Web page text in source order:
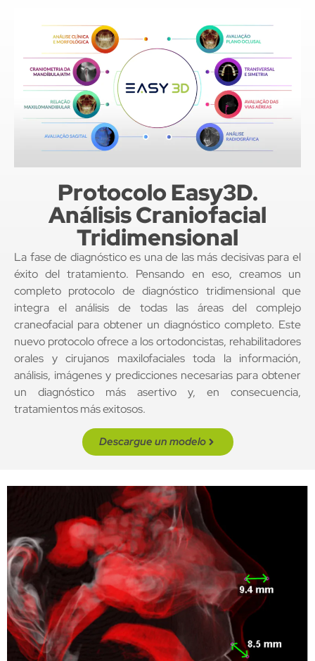
Protocolo Easy3D.
Análisis Craniofacial
Tridimensional
La fase de diagnóstico es una de las más decisivas para el
éxito del tratamiento. Pensando en eso, creamos un
completo protocolo de diagnóstico tridimensional que
integra el análisis de todas las áreas del complejo
craneofacial para obtener un diagnóstico completo. Este
nuevo protocolo ofrece a los ortodoncistas, rehabilitadores
orales y cirujanos maxilofaciales toda la información,
análisis, imágenes y predicciones necesarias para obtener
un diagnóstico más asertivo y, en consecuencia,
tratamientos más exitosos.
Descargue un modelo